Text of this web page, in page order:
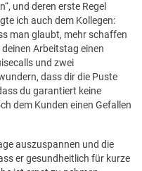
und deren erste Regel
ich auch dem Kollegen:
man glaubt, mehr schaffen
Arbeitstag einen
und zwei
dass dir die Puste
du garantiert keine
dem Kunden einen Gefallen
auszuspannen und die
er gesundheitlich für kurze